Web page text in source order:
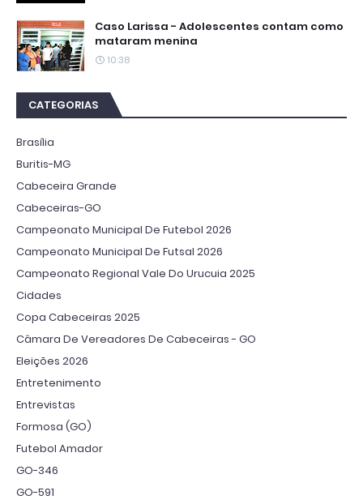
Caso Larissa - Adolescentes contam como
mataram menina
10:38
CATEGORIAS
Brasília
Buritis-MG
Cabeceira Grande
Cabeceiras-GO
Campeonato Municipal De Futebol 2026
Campeonato Municipal De Futsal 2026
Campeonato Regional Vale Do Urucuia 2025
Cidades
Copa Cabeceiras 2025
Câmara De Vereadores De Cabeceiras - GO
Eleições 2026
Entretenimento
Entrevistas
Formosa (GO)
Futebol Amador
GO-346
GO-591